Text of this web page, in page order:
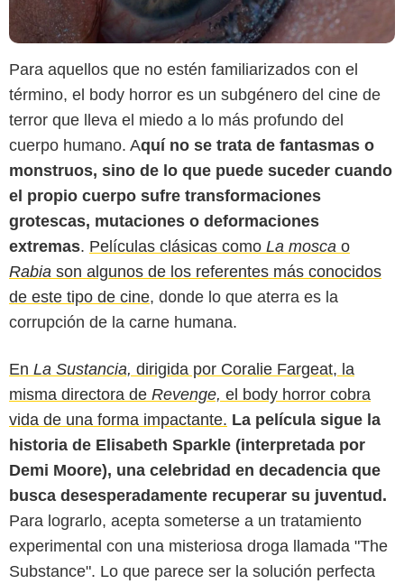
Para aquellos que no estén familiarizados con el
término, el body horror es un subgénero del cine de
terror que lleva el miedo a lo más profundo del
cuerpo humano. Aquí no se trata de fantasmas o
monstruos, sino de lo que puede suceder cuando
el propio cuerpo sufre transformaciones
grotescas, mutaciones o deformaciones
extremas. Películas clásicas como La mosca o
Rabia son algunos de los referentes más conocidos
de este tipo de cine, donde lo que aterra es la
corrupción de la carne humana.
En La Sustancia, dirigida por Coralie Fargeat, la
misma directora de Revenge, el body horror cobra
vida de una forma impactante. La película sigue la
historia de Elisabeth Sparkle (interpretada por
Demi Moore), una celebridad en decadencia que
busca desesperadamente recuperar su juventud.
Para lograrlo, acepta someterse a un tratamiento
experimental con una misteriosa droga llamada "The
Substance". Lo que parece ser la solución perfecta
Screen Rant